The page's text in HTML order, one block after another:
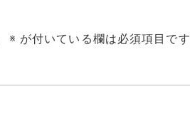
※ が付いている欄は必須項目です